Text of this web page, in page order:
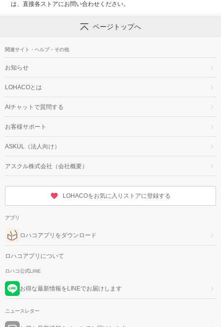
は、直接各ストアにお問い合わせください。
ページトップへ
関連サイト・ヘルプ・その他
お知らせ
LOHACOとは
AIチャットで質問する
お客様サポート
ASKUL（法人向け）
アスクル株式会社（会社概要）
LOHACOをお気に入りストアに登録する
アプリ
ロハコアプリをダウンロード
ロハコアプリについて
ロハコ公式LINE
お得な最新情報をLINEでお届けします
ニュースレター